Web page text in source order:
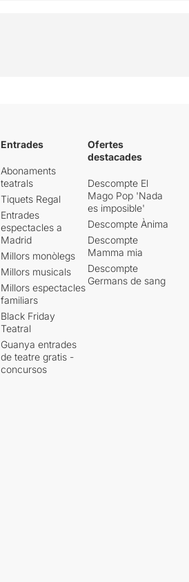
Entrades
Abonaments
teatrals
Tiquets Regal
Entrades
espectacles a
Madrid
Millors monòlegs
Millors musicals
Millors espectacles
familiars
Black Friday
Teatral
Guanya entrades
de teatre gratis -
concursos
Ofertes
destacades
Descompte El
Mago Pop 'Nada
es imposible'
Descompte Ànima
Descompte
Mamma mia
Descompte
Germans de sang